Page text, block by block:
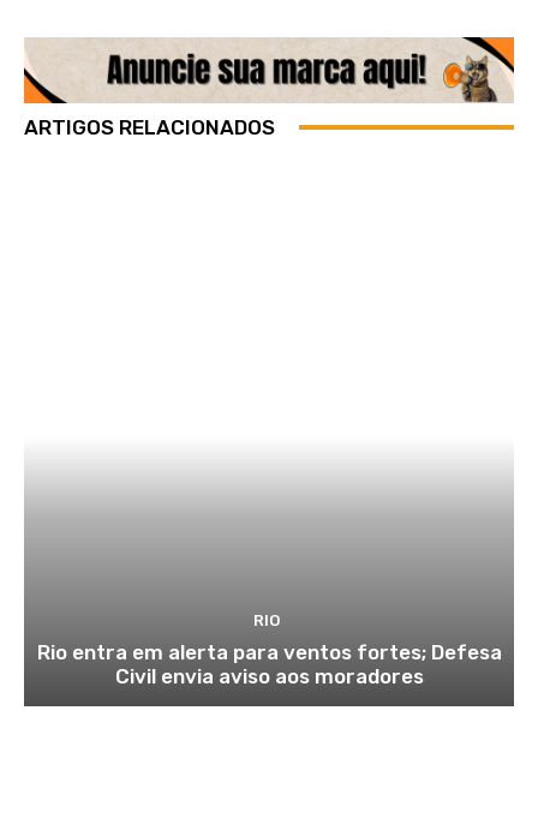
ARTIGOS RELACIONADOS
RIO
Rio entra em alerta para ventos fortes; Defesa
Civil envia aviso aos moradores